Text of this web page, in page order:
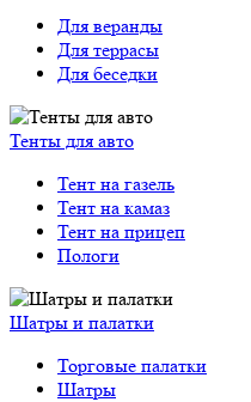
Для веранды
Для террасы
Для беседки
Тенты для авто
Тент на газель
Тент на камаз
Тент на прицеп
Пологи
Шатры и палатки
Торговые палатки
Шатры